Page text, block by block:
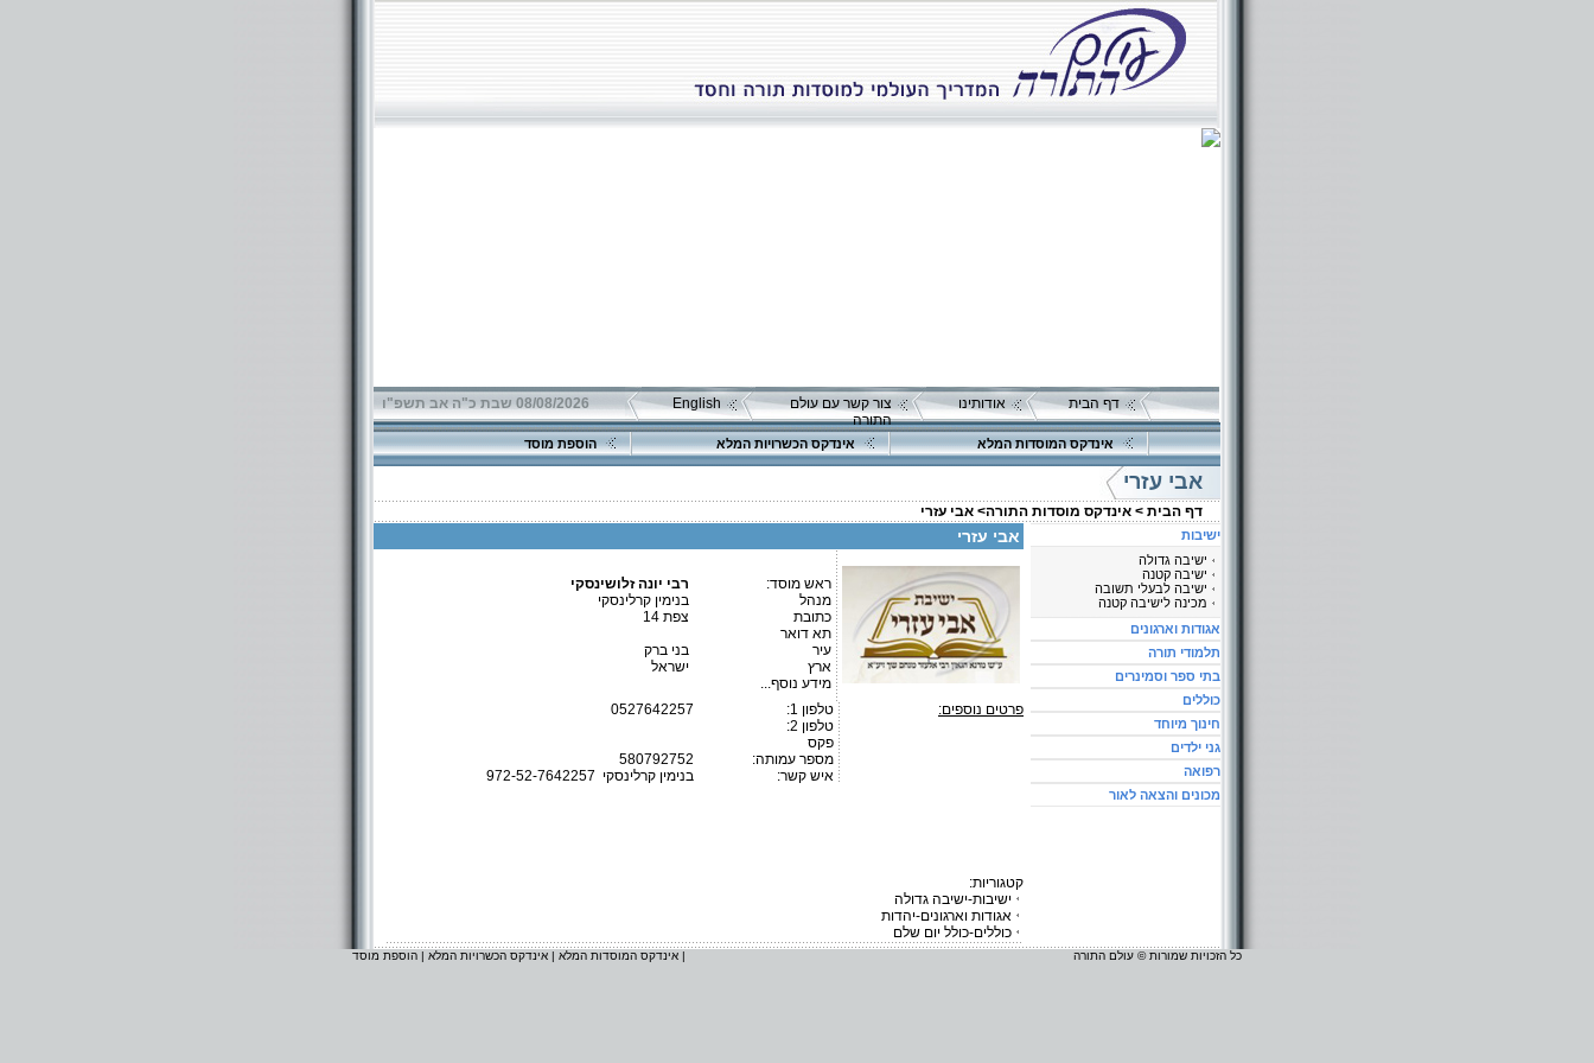
דף הבית אודותינו
צור קשר עם עולם
התורה
English 08/08/2026 שבת כ"ה אב תשפ"ו
אינדקס המוסדות המלא אינדקס הכשרויות המלא הוספת מוסד
אבי עזרי
דף הבית > אינדקס מוסדות התורה> אבי עזרי
אבי עזרי
ראש מוסד:
רבי יונה זלושינסקי
מנהל
בנימין קרלינסקי
כתובת
צפת 14
תא דואר
עיר
בני ברק
ארץ
ישראל
מידע נוסף...
פרטים נוספים:
טלפון 1:
טלפון 2:
פקס
מספר עמותה:
איש קשר:
0527642257
580792752
בנימין קרלינסקי 972-52-7642257
קטגוריות:
ישיבות-ישיבה גדולה
אגודות וארגונים-יהדות
כוללים-כולל יום שלם
ישיבות
ישיבה גדולה
ישיבה קטנה
ישיבה לבעלי תשובה
מכינה לישיבה קטנה
אגודות וארגונים
תלמודי תורה
בתי ספר וסמינרים
כוללים
חינוך מיוחד
גני ילדים
רפואה
מכונים והצאה לאור
כל הזכויות שמורות © עולם התורה אינדקס המוסדות המלא | אינדקס הכשרויות המלא | הוספת מוסד |